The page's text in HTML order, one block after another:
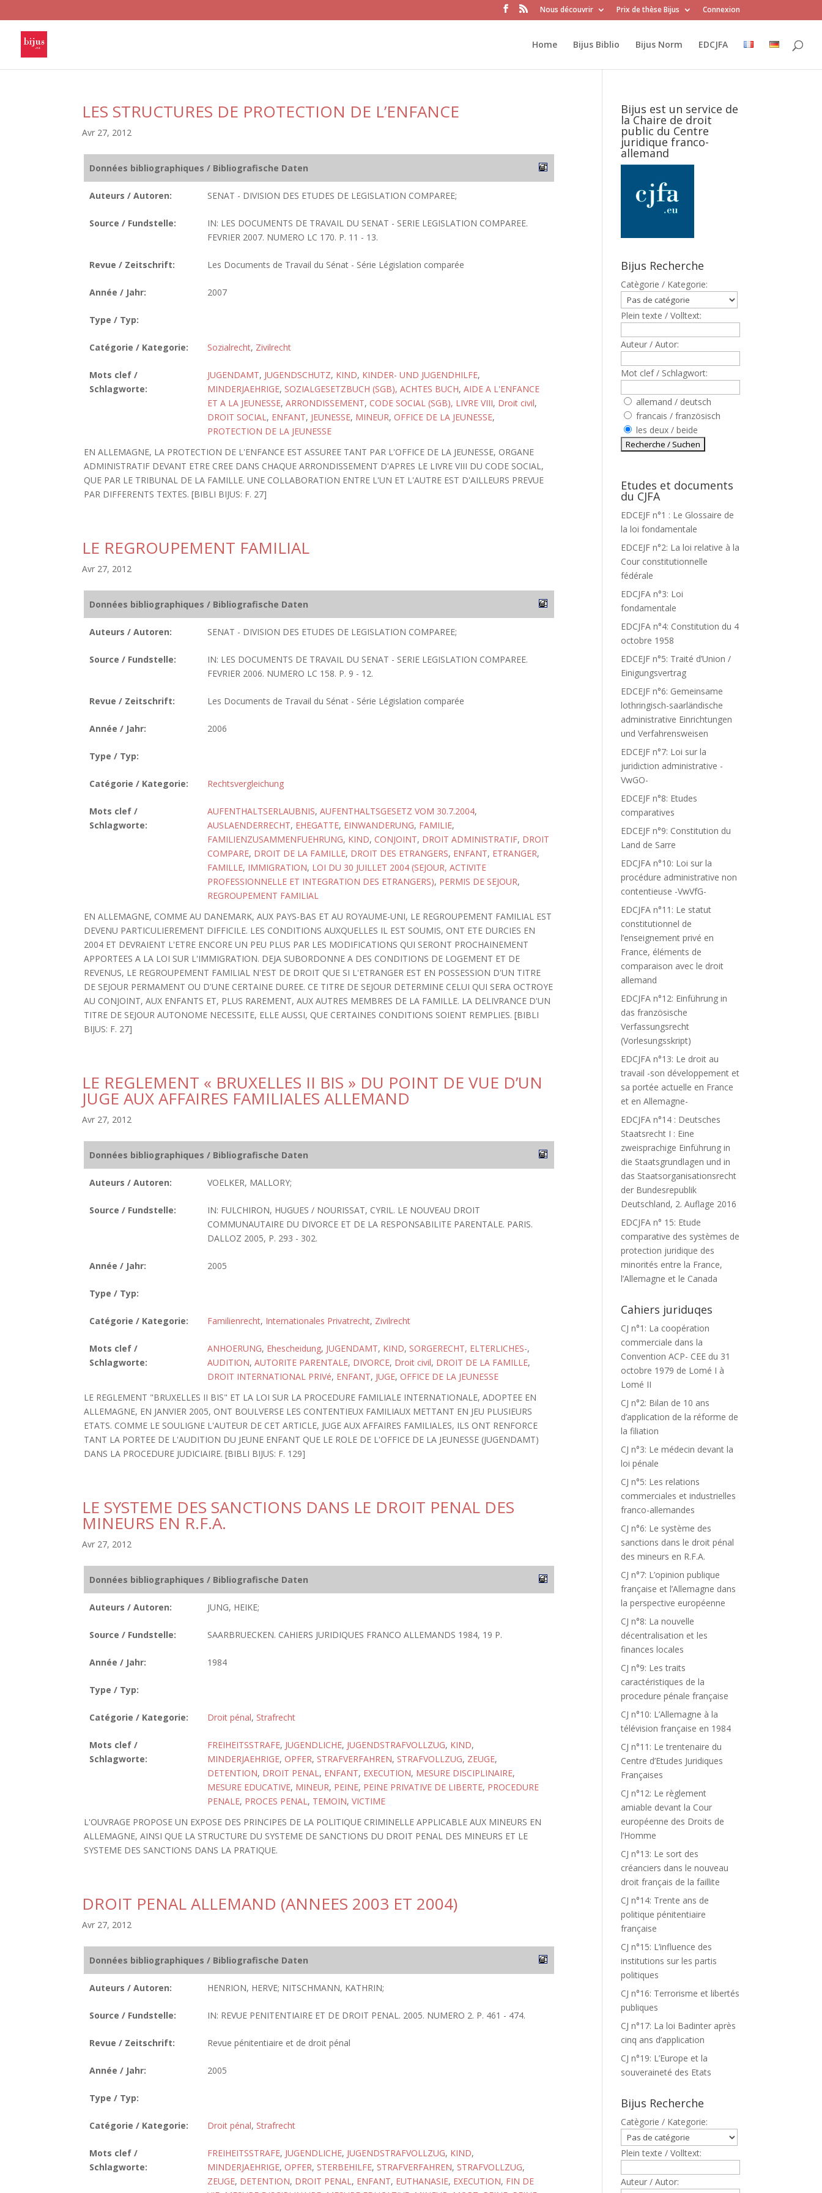
Nous découvrir Prix de thèse Bijus Connexion
Home Bijus Biblio Bijus Norm EDCJFA
LES STRUCTURES DE PROTECTION DE L’ENFANCE
Avr 27, 2012
Données bibliographiques / Bibliografische Daten
Auteurs / Autoren: SENAT - DIVISION DES ETUDES DE LEGISLATION COMPAREE;
Source / Fundstelle:
IN: LES DOCUMENTS DE TRAVAIL DU SENAT - SERIE LEGISLATION COMPAREE.
FEVRIER 2007. NUMERO LC 170. P. 11 - 13.
Revue / Zeitschrift: Les Documents de Travail du Sénat - Série Législation comparée
Année / Jahr: 2007
Type / Typ:
Catégorie / Kategorie: Sozialrecht, Zivilrecht
Mots clef /
Schlagworte:
JUGENDAMT, JUGENDSCHUTZ, KIND, KINDER- UND JUGENDHILFE,
MINDERJAEHRIGE, SOZIALGESETZBUCH (SGB), ACHTES BUCH, AIDE A L'ENFANCE
ET A LA JEUNESSE, ARRONDISSEMENT, CODE SOCIAL (SGB), LIVRE VIII, Droit civil,
DROIT SOCIAL, ENFANT, JEUNESSE, MINEUR, OFFICE DE LA JEUNESSE,
PROTECTION DE LA JEUNESSE
EN ALLEMAGNE, LA PROTECTION DE L'ENFANCE EST ASSUREE TANT PAR L'OFFICE DE LA JEUNESSE, ORGANE
ADMINISTRATIF DEVANT ETRE CREE DANS CHAQUE ARRONDISSEMENT D'APRES LE LIVRE VIII DU CODE SOCIAL,
QUE PAR LE TRIBUNAL DE LA FAMILLE. UNE COLLABORATION ENTRE L'UN ET L'AUTRE EST D'AILLEURS PREVUE
PAR DIFFERENTS TEXTES. [BIBLI BIJUS: F. 27]
LE REGROUPEMENT FAMILIAL
Avr 27, 2012
Données bibliographiques / Bibliografische Daten
Auteurs / Autoren: SENAT - DIVISION DES ETUDES DE LEGISLATION COMPAREE;
Source / Fundstelle:
IN: LES DOCUMENTS DE TRAVAIL DU SENAT - SERIE LEGISLATION COMPAREE.
FEVRIER 2006. NUMERO LC 158. P. 9 - 12.
Revue / Zeitschrift: Les Documents de Travail du Sénat - Série Législation comparée
Année / Jahr: 2006
Type / Typ:
Catégorie / Kategorie: Rechtsvergleichung
Mots clef /
Schlagworte:
AUFENTHALTSERLAUBNIS, AUFENTHALTSGESETZ VOM 30.7.2004,
AUSLAENDERRECHT, EHEGATTE, EINWANDERUNG, FAMILIE,
FAMILIENZUSAMMENFUEHRUNG, KIND, CONJOINT, DROIT ADMINISTRATIF, DROIT
COMPARE, DROIT DE LA FAMILLE, DROIT DES ETRANGERS, ENFANT, ETRANGER,
FAMILLE, IMMIGRATION, LOI DU 30 JUILLET 2004 (SEJOUR, ACTIVITE
PROFESSIONNELLE ET INTEGRATION DES ETRANGERS), PERMIS DE SEJOUR,
REGROUPEMENT FAMILIAL
EN ALLEMAGNE, COMME AU DANEMARK, AUX PAYS-BAS ET AU ROYAUME-UNI, LE REGROUPEMENT FAMILIAL EST
DEVENU PARTICULIEREMENT DIFFICILE. LES CONDITIONS AUXQUELLES IL EST SOUMIS, ONT ETE DURCIES EN
2004 ET DEVRAIENT L'ETRE ENCORE UN PEU PLUS PAR LES MODIFICATIONS QUI SERONT PROCHAINEMENT
APPORTEES A LA LOI SUR L'IMMIGRATION. DEJA SUBORDONNE A DES CONDITIONS DE LOGEMENT ET DE
REVENUS, LE REGROUPEMENT FAMILIAL N'EST DE DROIT QUE SI L'ETRANGER EST EN POSSESSION D'UN TITRE
DE SEJOUR PERMAMENT OU D'UNE CERTAINE DUREE. CE TITRE DE SEJOUR DETERMINE CELUI QUI SERA OCTROYE
AU CONJOINT, AUX ENFANTS ET, PLUS RAREMENT, AUX AUTRES MEMBRES DE LA FAMILLE. LA DELIVRANCE D'UN
TITRE DE SEJOUR AUTONOME NECESSITE, ELLE AUSSI, QUE CERTAINES CONDITIONS SOIENT REMPLIES. [BIBLI
BIJUS: F. 27]
LE REGLEMENT « BRUXELLES II BIS » DU POINT DE VUE D’UN
JUGE AUX AFFAIRES FAMILIALES ALLEMAND
Avr 27, 2012
Données bibliographiques / Bibliografische Daten
Auteurs / Autoren: VOELKER, MALLORY;
Source / Fundstelle:
IN: FULCHIRON, HUGUES / NOURISSAT, CYRIL. LE NOUVEAU DROIT
COMMUNAUTAIRE DU DIVORCE ET DE LA RESPONSABILITE PARENTALE. PARIS.
DALLOZ 2005, P. 293 - 302.
Année / Jahr: 2005
Type / Typ:
Catégorie / Kategorie: Familienrecht, Internationales Privatrecht, Zivilrecht
Mots clef /
Schlagworte:
ANHOERUNG, Ehescheidung, JUGENDAMT, KIND, SORGERECHT, ELTERLICHES-,
AUDITION, AUTORITE PARENTALE, DIVORCE, Droit civil, DROIT DE LA FAMILLE,
DROIT INTERNATIONAL PRIVé, ENFANT, JUGE, OFFICE DE LA JEUNESSE
LE REGLEMENT "BRUXELLES II BIS" ET LA LOI SUR LA PROCEDURE FAMILIALE INTERNATIONALE, ADOPTEE EN
ALLEMAGNE, EN JANVIER 2005, ONT BOULVERSE LES CONTENTIEUX FAMILIAUX METTANT EN JEU PLUSIEURS
ETATS. COMME LE SOULIGNE L'AUTEUR DE CET ARTICLE, JUGE AUX AFFAIRES FAMILIALES, ILS ONT RENFORCE
TANT LA PORTEE DE L'AUDITION DU JEUNE ENFANT QUE LE ROLE DE L'OFFICE DE LA JEUNESSE (JUGENDAMT)
DANS LA PROCEDURE JUDICIAIRE. [BIBLI BIJUS: F. 129]
LE SYSTEME DES SANCTIONS DANS LE DROIT PENAL DES
MINEURS EN R.F.A.
Avr 27, 2012
Données bibliographiques / Bibliografische Daten
Auteurs / Autoren: JUNG, HEIKE;
Source / Fundstelle: SAARBRUECKEN. CAHIERS JURIDIQUES FRANCO ALLEMANDS 1984, 19 P.
Année / Jahr: 1984
Type / Typ:
Catégorie / Kategorie: Droit pénal, Strafrecht
Mots clef /
Schlagworte:
FREIHEITSSTRAFE, JUGENDLICHE, JUGENDSTRAFVOLLZUG, KIND,
MINDERJAEHRIGE, OPFER, STRAFVERFAHREN, STRAFVOLLZUG, ZEUGE,
DETENTION, DROIT PENAL, ENFANT, EXECUTION, MESURE DISCIPLINAIRE,
MESURE EDUCATIVE, MINEUR, PEINE, PEINE PRIVATIVE DE LIBERTE, PROCEDURE
PENALE, PROCES PENAL, TEMOIN, VICTIME
L'OUVRAGE PROPOSE UN EXPOSE DES PRINCIPES DE LA POLITIQUE CRIMINELLE APPLICABLE AUX MINEURS EN
ALLEMAGNE, AINSI QUE LA STRUCTURE DU SYSTEME DE SANCTIONS DU DROIT PENAL DES MINEURS ET LE
SYSTEME DES SANCTIONS DANS LA PRATIQUE.
DROIT PENAL ALLEMAND (ANNEES 2003 ET 2004)
Avr 27, 2012
Données bibliographiques / Bibliografische Daten
Auteurs / Autoren: HENRION, HERVE; NITSCHMANN, KATHRIN;
Source / Fundstelle: IN: REVUE PENITENTIAIRE ET DE DROIT PENAL. 2005. NUMERO 2. P. 461 - 474.
Revue / Zeitschrift: Revue pénitentiaire et de droit pénal
Année / Jahr: 2005
Type / Typ:
Catégorie / Kategorie: Droit pénal, Strafrecht
Mots clef /
Schlagworte:
FREIHEITSSTRAFE, JUGENDLICHE, JUGENDSTRAFVOLLZUG, KIND,
MINDERJAEHRIGE, OPFER, STERBEHILFE, STRAFVERFAHREN, STRAFVOLLZUG,
ZEUGE, DETENTION, DROIT PENAL, ENFANT, EUTHANASIE, EXECUTION, FIN DE
Bijus est un service de
la Chaire de droit
public du Centre
juridique franco-
allemand
Bijus Recherche
Catègorie / Kategorie:
Plein texte / Volltext:
Auteur / Autor:
Mot clef / Schlagwort:
allemand / deutsch
francais / französisch
les deux / beide
Etudes et documents
du CJFA
EDCEJF n°1 : Le Glossaire de
la loi fondamentale
EDCEJF n°2: La loi relative à la
Cour constitutionnelle
fédérale
EDCJFA n°3: Loi
fondamentale
EDCJFA n°4: Constitution du 4
octobre 1958
EDCEJF n°5: Traité d’Union /
Einigungsvertrag
EDCEJF n°6: Gemeinsame
lothringisch-saarländische
administrative Einrichtungen
und Verfahrensweisen
EDCEJF n°7: Loi sur la
juridiction administrative -
VwGO-
EDCEJF n°8: Etudes
comparatives
EDCEJF n°9: Constitution du
Land de Sarre
EDCJFA n°10: Loi sur la
procédure administrative non
contentieuse -VwVfG-
EDCJFA n°11: Le statut
constitutionnel de
l’enseignement privé en
France, éléments de
comparaison avec le droit
allemand
EDCJFA n°12: Einführung in
das französische
Verfassungsrecht
(Vorlesungsskript)
EDCJFA n°13: Le droit au
travail -son développement et
sa portée actuelle en France
et en Allemagne-
EDCJFA n°14 : Deutsches
Staatsrecht I : Eine
zweisprachige Einführung in
die Staatsgrundlagen und in
das Staatsorganisationsrecht
der Bundesrepublik
Deutschland, 2. Auflage 2016
EDCJFA n° 15: Etude
comparative des systèmes de
protection juridique des
minorités entre la France,
l’Allemagne et le Canada
Cahiers juriduqes
CJ n°1: La coopération
commerciale dans la
Convention ACP- CEE du 31
octobre 1979 de Lomé I à
Lomé II
CJ n°2: Bilan de 10 ans
d’application de la réforme de
la filiation
CJ n°3: Le médecin devant la
loi pénale
CJ n°5: Les relations
commerciales et industrielles
franco-allemandes
CJ n°6: Le système des
sanctions dans le droit pénal
des mineurs en R.F.A.
CJ n°7: L’opinion publique
française et l’Allemagne dans
la perspective européenne
CJ n°8: La nouvelle
décentralisation et les
finances locales
CJ n°9: Les traits
caractéristiques de la
procedure pénale française
CJ n°10: L’Allemagne à la
télévision française en 1984
CJ n°11: Le trentenaire du
Centre d’Etudes Juridiques
Françaises
CJ n°12: Le règlement
amiable devant la Cour
européenne des Droits de
l’Homme
CJ n°13: Le sort des
créanciers dans le nouveau
droit français de la faillite
CJ n°14: Trente ans de
politique pénitentiaire
française
CJ n°15: L’influence des
institutions sur les partis
politiques
CJ n°16: Terrorisme et libertés
publiques
CJ n°17: La loi Badinter après
cinq ans d’application
CJ n°19: L’Europe et la
souveraineté des Etats
Bijus Recherche
Catègorie / Kategorie:
Plein texte / Volltext:
Auteur / Autor: